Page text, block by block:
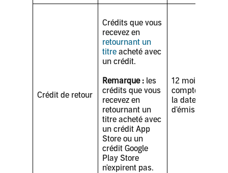
Crédit de retour
Crédits que vous
recevez en
retournant un
titreacheté avec
un crédit.
Remarque : les
crédits que vous
recevez en
retournant un
titre acheté avec
un crédit App
Store ou un
crédit Google
Play Store
n'expirent pas.
12 mois à
compter de
la date
d'émission